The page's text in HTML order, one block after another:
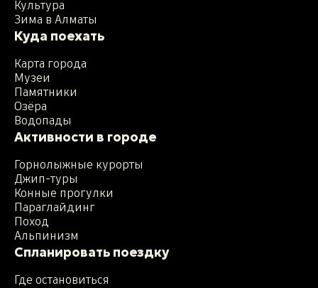
Культура
Зима в Алматы
Куда поехать
Карта города
Музеи
Памятники
Озёра
Водопады
Активности в городе
Горнолыжные курорты
Джип-туры
Конные прогулки
Параглайдинг
Поход
Альпинизм
Спланировать поездку
Где остановиться